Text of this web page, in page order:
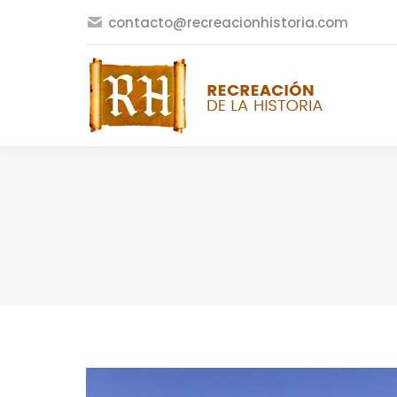
contacto@recreacionhistoria.com